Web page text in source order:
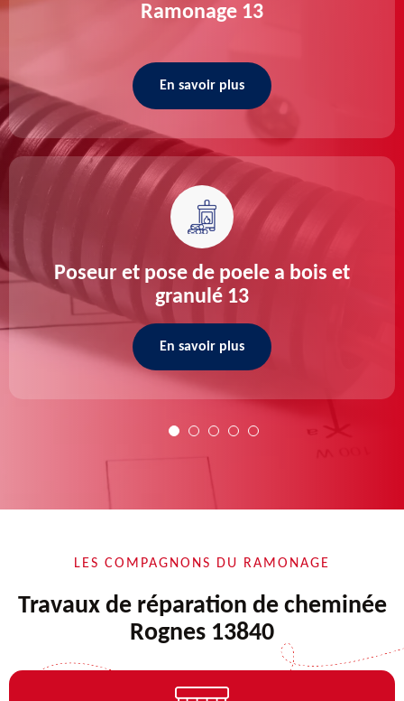
Ramonage 13
En savoir plus
Poseur et pose de poele a bois et
granulé 13
En savoir plus
LES COMPAGNONS DU RAMONAGE
Travaux de réparation de cheminée
Rognes 13840